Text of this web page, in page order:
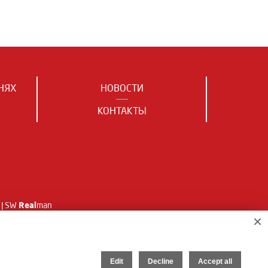
НОВОСТИ
КОНТАКТЫ
| SW Realman
×
Edit Decline Accept all